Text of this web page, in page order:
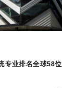
专业排名全球58位